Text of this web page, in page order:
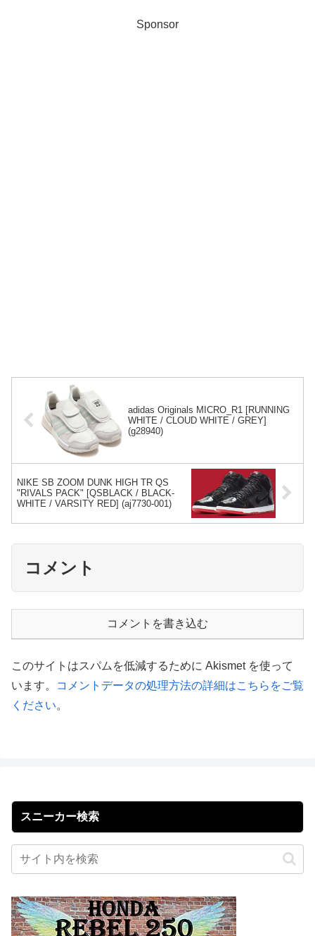
Sponsor
adidas Originals MICRO_R1 [RUNNING
WHITE / CLOUD WHITE / GREY]
(g28940)
NIKE SB ZOOM DUNK HIGH TR QS
"RIVALS PACK" [QSBLACK / BLACK-
WHITE / VARSITY RED] (aj7730-001)
コメント
コメントを書き込む
このサイトはスパムを低減するために Akismet を使って
います。
コメントデータの処理方法の詳細はこちらをご覧
ください。
スニーカー検索